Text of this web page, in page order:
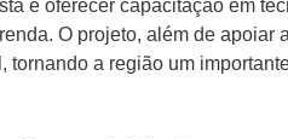
é oferecer capacitação em
O projeto, além de apoiar
tornando a região um